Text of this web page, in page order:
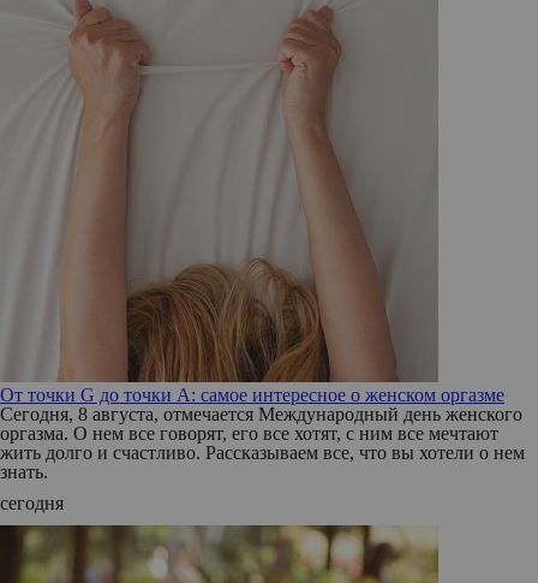
От точки G до точки A: самое интересное о женском оргазме
Сегодня, 8 августа, отмечается Международный день женского
оргазма. О нем все говорят, его все хотят, с ним все мечтают
жить долго и счастливо. Рассказываем все, что вы хотели о нем
знать.
сегодня